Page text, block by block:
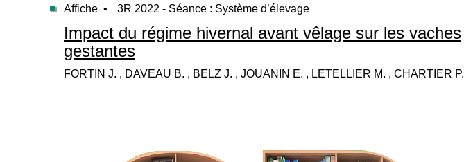
Affiche • 3R 2022 - Séance : Système d’élevage
Impact du régime hivernal avant vêlage sur les vaches
gestantes
FORTIN J. , DAVEAU B. , BELZ J. , JOUANIN E. , LETELLIER M. , CHARTIER P.